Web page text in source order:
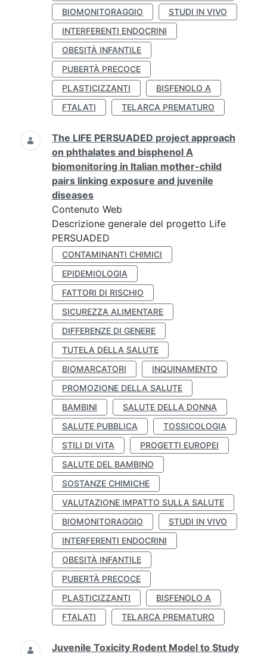
BIOMONITORAGGIO
STUDI IN VIVO
INTERFERENTI ENDOCRINI
OBESITÀ INFANTILE
PUBERTÀ PRECOCE
PLASTICIZZANTI
BISFENOLO A
FTALATI
TELARCA PREMATURO
The LIFE PERSUADED project approach
on phthalates and bisphenol A
biomonitoring in Italian mother-child
pairs linking exposure and juvenile
diseases
Contenuto Web
Descrizione generale del progetto Life
PERSUADED
CONTAMINANTI CHIMICI
EPIDEMIOLOGIA
FATTORI DI RISCHIO
SICUREZZA ALIMENTARE
DIFFERENZE DI GENERE
TUTELA DELLA SALUTE
BIOMARCATORI
INQUINAMENTO
PROMOZIONE DELLA SALUTE
BAMBINI
SALUTE DELLA DONNA
SALUTE PUBBLICA
TOSSICOLOGIA
STILI DI VITA
PROGETTI EUROPEI
SALUTE DEL BAMBINO
SOSTANZE CHIMICHE
VALUTAZIONE IMPATTO SULLA SALUTE
BIOMONITORAGGIO
STUDI IN VIVO
INTERFERENTI ENDOCRINI
OBESITÀ INFANTILE
PUBERTÀ PRECOCE
PLASTICIZZANTI
BISFENOLO A
FTALATI
TELARCA PREMATURO
Juvenile Toxicity Rodent Model to Study